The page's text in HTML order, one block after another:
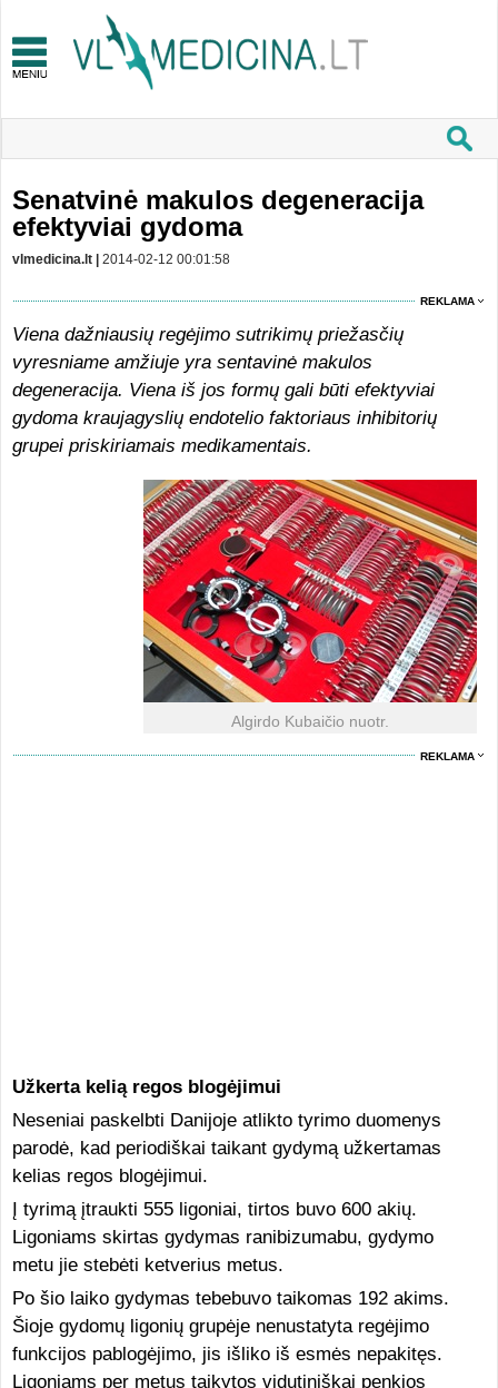
Senatvinė makulos degeneracija
efektyviai gydoma
vlmedicina.lt | 2014-02-12 00:01:58
REKLAMA
Viena dažniausių regėjimo sutrikimų priežasčių
vyresniame amžiuje yra sentavinė makulos
degeneracija. Viena iš jos formų gali būti efektyviai
gydoma kraujagyslių endotelio faktoriaus inhibitorių
grupei priskiriamais medikamentais.
Algirdo Kubaičio nuotr.
REKLAMA
Užkerta kelią regos blogėjimui
Neseniai paskelbti Danijoje atlikto tyrimo duomenys
parodė, kad periodiškai taikant gydymą užkertamas
kelias regos blogėjimui.
Į tyrimą įtraukti 555 ligoniai, tirtos buvo 600 akių.
Ligoniams skirtas gydymas ranibizumabu, gydymo
metu jie stebėti ketverius metus.
Po šio laiko gydymas tebebuvo taikomas 192 akims.
Šioje gydomų ligonių grupėje nenustatyta regėjimo
funkcijos pablogėjimo, jis išliko iš esmės nepakitęs.
Ligoniams per metus taikytos vidutiniškai penkios